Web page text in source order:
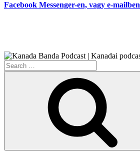
Facebook Messenger-en, vagy e-mailben
Search
for: